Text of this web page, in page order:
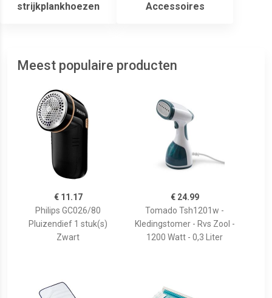
strijkplankhoezen Accessoires
Meest populaire producten
€ 11.17
Philips GC026/80
Pluizendief 1 stuk(s)
Zwart
€ 24.99
Tomado Tsh1201w -
Kledingstomer - Rvs Zool -
1200 Watt - 0,3 Liter